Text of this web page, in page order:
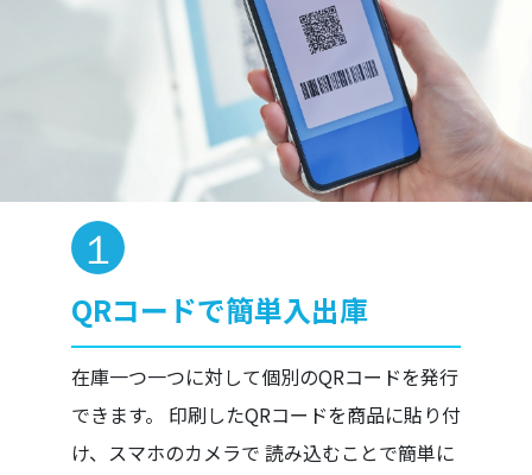
QRコードで簡単入出庫
在庫一つ一つに対して個別のQRコードを発行
できます。 印刷したQRコードを商品に貼り付
け、スマホのカメラで 読み込むことで簡単に